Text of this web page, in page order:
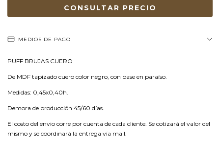
MEDIOS DE PAGO
PUFF BRUJAS CUERO
De MDF tapizado cuero color negro, con base en paraíso.
Medidas: 0,45x0,40h.
Demora de producción 45/60 días.
El costo del envio corre por cuenta de cada cliente. Se cotizará el valor del
mismo y se coordinará la entrega vía mail.